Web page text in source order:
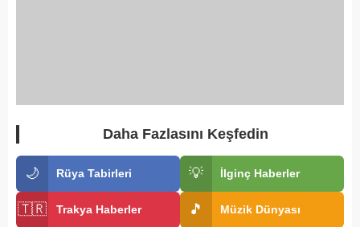
Daha Fazlasını Keşfedin
🌙 Rüya Tabirleri 💡 İlginç Haberler
🇹🇷 Trakya Haberler 🎵 Müzik Dünyası